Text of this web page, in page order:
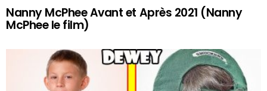
Nanny McPhee Avant et Après 2021 (Nanny
McPhee le film)